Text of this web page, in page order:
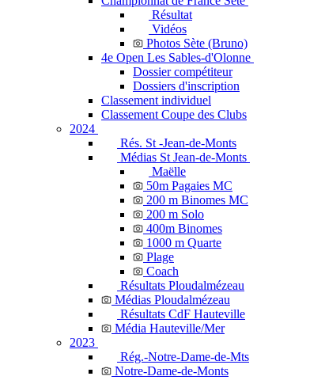
Résultat
Vidéos
Photos Sète (Bruno)
4e Open Les Sables-d'Olonne
Dossier compétiteur
Dossiers d'inscription
Classement individuel
Classement Coupe des Clubs
2024
Rés. St -Jean-de-Monts
Médias St Jean-de-Monts
Maëlle
50m Pagaies MC
200 m Binomes MC
200 m Solo
400m Binomes
1000 m Quarte
Plage
Coach
Résultats Ploudalmézeau
Médias Ploudalmézeau
Résultats CdF Hauteville
Média Hauteville/Mer
2023
Rég.-Notre-Dame-de-Mts
Notre-Dame-de-Monts